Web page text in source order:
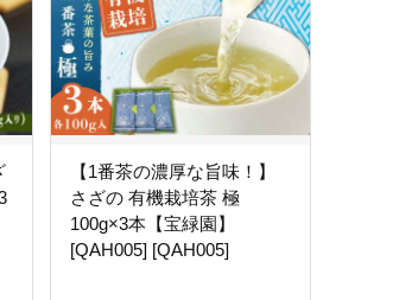
【1番茶の濃厚な旨味！】
さざの 有機栽培茶 極
100g×3本【宝緑園】
[QAH005] [QAH005]